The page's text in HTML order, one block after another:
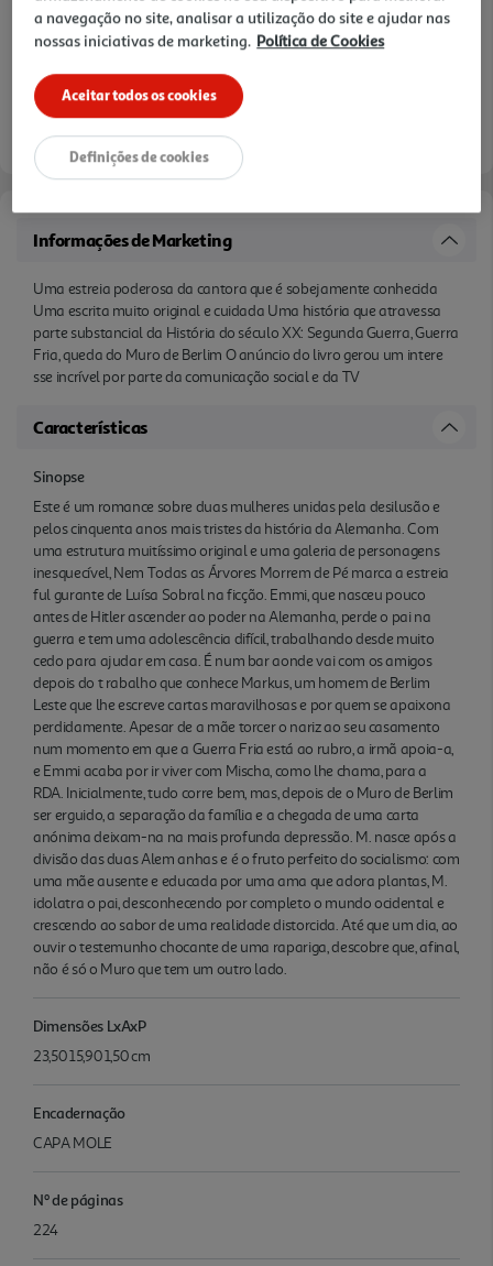
Informações de Marketing
Uma estreia poderosa da cantora que é sobejamente conhecida
Uma escrita muito original e cuidada Uma história que atravessa
parte substancial da História do século XX: Segunda Guerra, Guerra
Fria, queda do Muro de Berlim O anúncio do livro gerou um intere
sse incrível por parte da comunicação social e da TV
Características
Sinopse
Este é um romance sobre duas mulheres unidas pela desilusão e
pelos cinquenta anos mais tristes da história da Alemanha. Com
uma estrutura muitíssimo original e uma galeria de personagens
inesquecível, Nem Todas as Árvores Morrem de Pé marca a estreia
ful gurante de Luísa Sobral na ficção. Emmi, que nasceu pouco
antes de Hitler ascender ao poder na Alemanha, perde o pai na
guerra e tem uma adolescência difícil, trabalhando desde muito
cedo para ajudar em casa. É num bar aonde vai com os amigos
depois do t rabalho que conhece Markus, um homem de Berlim
Leste que lhe escreve cartas maravilhosas e por quem se apaixona
perdidamente. Apesar de a mãe torcer o nariz ao seu casamento
num momento em que a Guerra Fria está ao rubro, a irmã apoia-a,
e Emmi acaba por ir viver com Mischa, como lhe chama, para a
RDA. Inicialmente, tudo corre bem, mas, depois de o Muro de Berlim
ser erguido, a separação da família e a chegada de uma carta
anónima deixam-na na mais profunda depressão. M. nasce após a
divisão das duas Alem anhas e é o fruto perfeito do socialismo: com
uma mãe ausente e educada por uma ama que adora plantas, M.
idolatra o pai, desconhecendo por completo o mundo ocidental e
crescendo ao sabor de uma realidade distorcida. Até que um dia, ao
ouvir o testemunho chocante de uma rapariga, descobre que, afinal,
não é só o Muro que tem um outro lado.
Dimensões LxAxP
23,50 15,90 1,50 cm
Encadernação
CAPA MOLE
Nº de páginas
224
a navegação no site, analisar a utilização do site e ajudar nas
nossas iniciativas de marketing. Política de Cookies
Aceitar todos os cookies
Definições de cookies